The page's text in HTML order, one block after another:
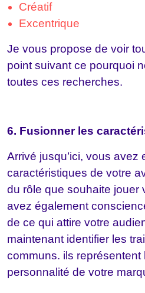
Créatif
Excentrique
Je vous propose de voir
point suivant ce pourquoi
toutes ces recherches.
6. Fusionner les
Arrivé jusqu’ici, vous avez
caractéristiques de votre
du rôle que souhaite jouer
avez également
de ce qui attire votre
maintenant identifier les
communs. ils représentent
personnalité de votre